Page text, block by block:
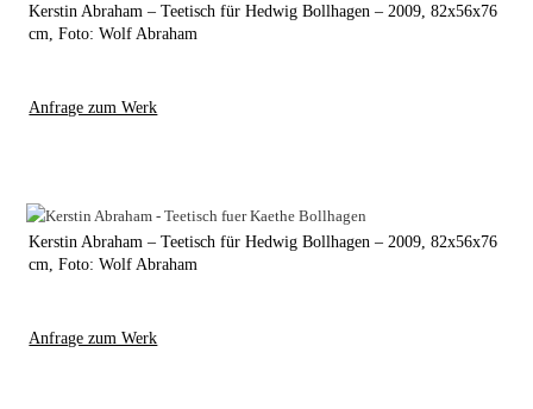
Kerstin Abraham – Teetisch für Hedwig Bollhagen – 2009, 82x56x76
cm, Foto: Wolf Abraham
Anfrage zum Werk
Kerstin Abraham – Teetisch für Hedwig Bollhagen – 2009, 82x56x76
cm, Foto: Wolf Abraham
Anfrage zum Werk